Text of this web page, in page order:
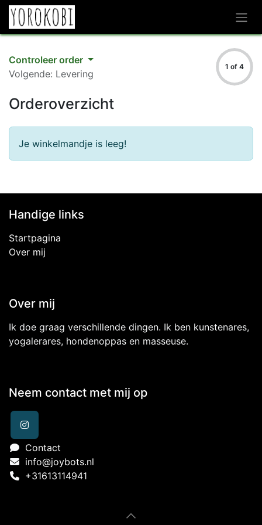
Overslaan naar inhoud
Controleer order
Volgende: Levering
1 of 4
Orderoverzicht
Je winkelmandje is leeg!
Handige links
Startpagina
Over mij
Over mij
Ik doe graag verschillende dingen. Ik ben kunstenares,
yogalerares, hondenoppas en masseuse.
Neem contact met mij op
Contact
info@joybots.nl
+31613114941